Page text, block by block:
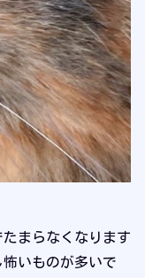
まらなくなります
いものが多いで